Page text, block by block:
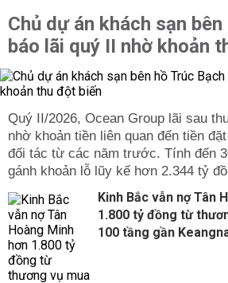
Chủ dự án khách sạn
báo lãi quý II nhờ khoản
Quý II/2026, Ocean Group lãi sau
nhờ khoản tiền liên quan đến tiền
đối tác từ các năm trước. Tính đến
gánh khoản lỗ lũy kế hơn 2.344 tỷ
Kinh Bắc vẫn nợ Tân
1.800 tỷ đồng từ
100 tầng gần